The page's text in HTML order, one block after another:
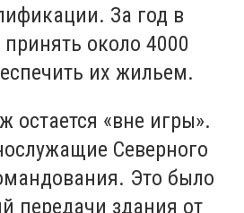
За год в
около 4000
их жильем.
остается «вне игры».
Северного
Это было
передачи здания от